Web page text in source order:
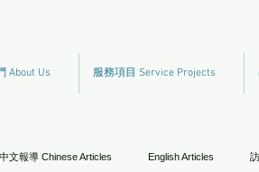
About Us 服務項目 Service Projects
中文報導 Chinese Articles English Articles